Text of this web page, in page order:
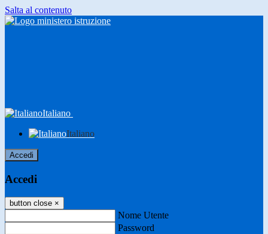
Salta al contenuto
Italiano
Italiano
Accedi
Accedi
button close ×
Nome Utente
Password